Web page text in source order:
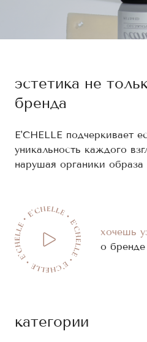
эстетика не
бренда
E'CHELLE подчеркивает
уникальность каждого
нарушая органики образа
хочешь
о бренде
категории